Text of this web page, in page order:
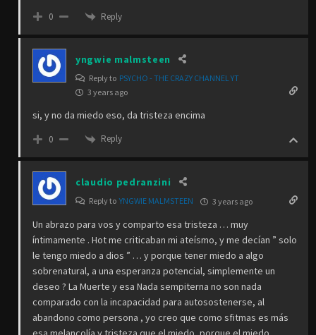
0 Reply
yngwie malmsteen
Reply to PSYCHO - THE CRAZY CHANNEL YT
3 years ago
si, y no da miedo eso, da tristeza encima
0 Reply
claudio pedranzini
Reply toYNGWIE MALMSTEEN 3 years ago
Un abrazo para vos y comparto esa tristeza … muy
íntimamente . Hot me criticaban mi ateísmo, y me decían ” solo
le tengo miedo a dios ” … y porque tener miedo a algo
sobrenatural, a una esperanza potencial, simplemente un
deseo ? La Muerte y esa Nada sempiterna no son nada
comparado con la incapacidad para autosostenerse, al
abandono como persona , yo creo que como sfitmas es más